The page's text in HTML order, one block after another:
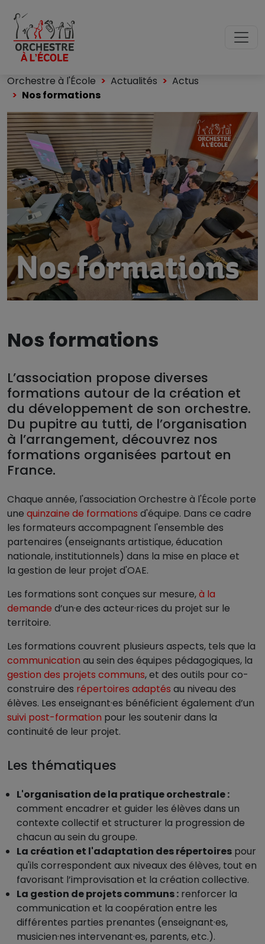
Orchestre à l'École Actualités
Actus
Nos formations
Nos formations
L’association propose diverses
formations autour de la création et
du développement de son orchestre.
Du pupitre au tutti, de l’organisation
à l’arrangement, découvrez nos
formations organisées partout en
France.
Chaque année, l'association Orchestre à l'École porte
une quinzaine de formations d'équipe. Dans ce cadre
les formateurs accompagnent l'ensemble des
partenaires (enseignants artistique, éducation
nationale, institutionnels) dans la mise en place et
la gestion de leur projet d'OAE.
Les formations sont conçues sur mesure,à la
demande d’un·e des acteur·rices du projet sur le
territoire.
Les formations couvrent plusieurs aspects, tels que la
communication au sein des équipes pédagogiques, la
gestion des projets communs, et des outils pour co-
construire des répertoires adaptés au niveau des
élèves. Les enseignant·es bénéficient également d’un
suivi post-formation pour les soutenir dans la
continuité de leur projet​.
Les thématiques
L'organisation de la pratique orchestrale :
comment encadrer et guider les élèves dans un
contexte collectif et structurer la progression de
chacun au sein du groupe.
La création et l'adaptation des répertoires pour
qu'ils correspondent aux niveaux des élèves, tout en
favorisant l’improvisation et la création collective.
La gestion de projets communs : renforcer la
communication et la coopération entre les
différentes parties prenantes (enseignant·es,
musicien·nes intervenant·es, parents, etc.).